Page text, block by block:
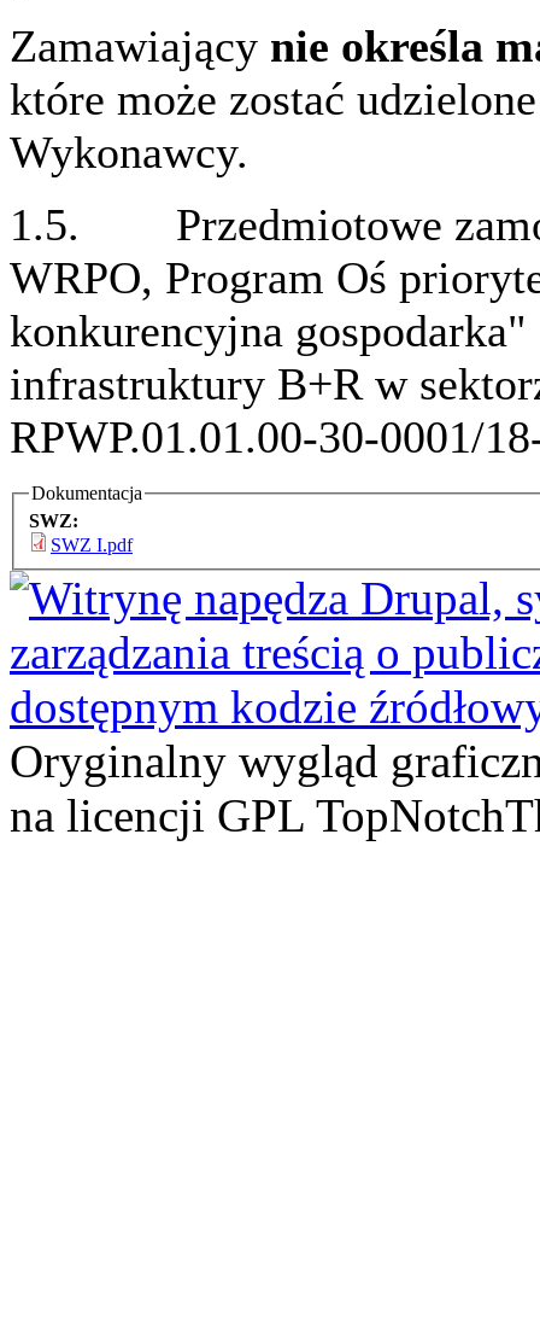
Zamawiający nie określa
które może zostać
Wykonawcy.
1.5. Przedmiotowe
WRPO, Program Oś
konkurencyjna
infrastruktury B+R w
RPWP.01.01.00-30-0001/
Dokumentacja
SWZ:
SWZ I.pdf
Oryginalny wygląd
na licencji GPL